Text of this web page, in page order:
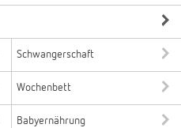
Schwangerschaft
Wochenbett
Babyernährung